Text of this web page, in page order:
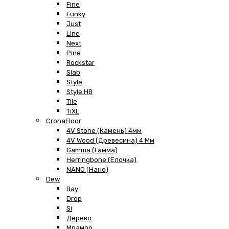
Fine
Funky
Just
Line
Next
Pine
Rockstar
Slab
Style
Style HB
Tile
TiXL
CronaFloor
4V Stone (Камень) 4мм
4V Wood (Древесина) 4 Мм
Gamma (Гамма)
Herringbone (Елочка)
NANO (Нано)
Dew
Bay
Drop
Si
Дерево